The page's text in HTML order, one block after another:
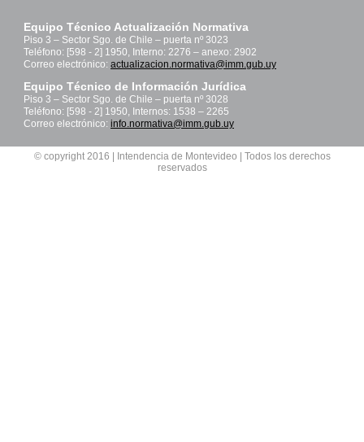
Equipo Técnico Actualización Normativa
Piso 3 – Sector Sgo. de Chile – puerta nº 3023
Teléfono: [598 - 2] 1950, Interno: 2276 – anexo: 2902
Correo electrónico: actualizacion.normativa@imm.gub.uy
Equipo Técnico de Información Jurídica
Piso 3 – Sector Sgo. de Chile – puerta nº 3028
Teléfono: [598 - 2] 1950, Internos: 1538 – 2265
Correo electrónico: info.normativa@imm.gub.uy
© copyright 2016 | Intendencia de Montevideo | Todos los derechos
reservados